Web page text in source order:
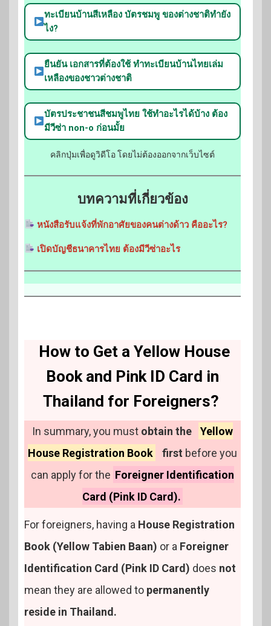
ทะเบียนบ้านสีเหลือง บัตรชมพู ของต่างชาติทำยัง
ไง?
ยืนยัน เอกสารที่ต้องใช้ ทำทะเบียนบ้านไทยเล่ม
เหลืองของชาวต่างชาติ
บัตรประชาชนสีชมพูไทย ใช้ทำอะไรได้บ้าง ต้อง
มีวีซ่า non-o ก่อนมั้ย
คลิกปุ่มเพื่อดูวิดีโอ โดยไม่ต้องออกจากเว็บไซต์
บทความที่เกี่ยวข้อง
หนังสือรับแจ้งที่พักอาศัยของคนต่างด้าว คืออะไร?
เปิดบัญชีธนาคารไทย ต้องมีวีซ่าอะไร
How to Get a Yellow House
Book and Pink ID Card in
Thailand for Foreigners?
In summary, you must obtain the
Yellow
House Registration Book
first before you
can apply for the Foreigner Identification
Card (Pink ID Card).
For foreigners, having a House Registration
Book (Yellow Tabien Baan) or a Foreigner
Identification Card (Pink ID Card) does not
mean they are allowed to permanently
reside in Thailand.